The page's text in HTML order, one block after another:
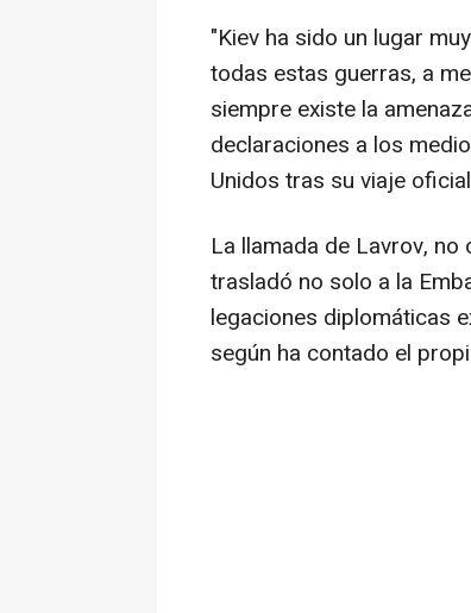
"Kiev ha sido un lugar
todas estas guerras, a
siempre existe la
declaraciones a los
Unidos tras su viaje
La llamada de Lavrov,
trasladó no solo a la
legaciones diplomáticas
según ha contado el